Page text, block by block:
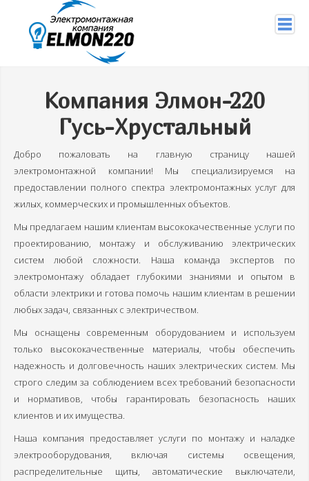
info@elmon220.ru
Услуги
Подключение проводов
Электромонтажные работы
Правила работы с электричеством
Монтаж СИП
Прокладка кабеля
Монтаж светильников
Замена электросчётчиков
Установка розеток-выключателей
Заземление в частном доме
Компания Элмон-220
Гусь-Хрустальный
Добро пожаловать на главную страницу нашей
электромонтажной компании! Мы специализируемся на
предоставлении полного спектра электромонтажных услуг для
жилых, коммерческих и промышленных объектов.
Мы предлагаем нашим клиентам высококачественные услуги по
проектированию, монтажу и обслуживанию электрических
систем любой сложности. Наша команда экспертов по
электромонтажу обладает глубокими знаниями и опытом в
области электрики и готова помочь нашим клиентам в решении
любых задач, связанных с электричеством.
Мы оснащены современным оборудованием и используем
только высококачественные материалы, чтобы обеспечить
надежность и долговечность наших электрических систем. Мы
строго следим за соблюдением всех требований безопасности
и нормативов, чтобы гарантировать безопасность наших
клиентов и их имущества.
Наша компания предоставляет услуги по монтажу и наладке
электрооборудования, включая системы освещения,
распределительные щиты, автоматические выключатели,